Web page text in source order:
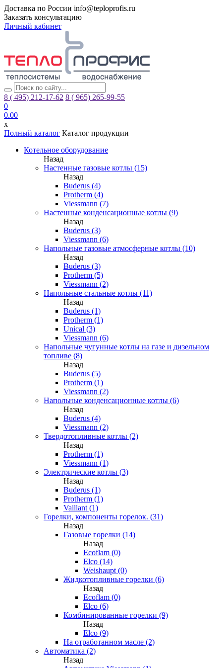
Доставка по России info@teploprofis.ru
Заказать консультацию
Личный кабинет
8 ( 495) 212-17-62 8 ( 965) 265-99-55
0
0.00
x
Полный каталог Каталог продукции
Котельное оборудование
Назад
Настенные газовые котлы (15)
Назад
Buderus (4)
Protherm (4)
Viessmann (7)
Настенные конденсационные котлы (9)
Назад
Buderus (3)
Viessmann (6)
Напольные газовые атмосферные котлы (10)
Назад
Buderus (3)
Protherm (5)
Viessmann (2)
Напольные стальные котлы (11)
Назад
Buderus (1)
Protherm (1)
Unical (3)
Viessmann (6)
Напольные чугунные котлы на газе и дизельном
топливе (8)
Назад
Buderus (5)
Protherm (1)
Viessmann (2)
Напольные конденсационные котлы (6)
Назад
Buderus (4)
Viessmann (2)
Твердотопливные котлы (2)
Назад
Protherm (1)
Viessmann (1)
Электрические котлы (3)
Назад
Buderus (1)
Protherm (1)
Vaillant (1)
Горелки, компоненты горелок. (31)
Назад
Газовые горелки (14)
Назад
Ecoflam (0)
Elco (14)
Weishaupt (0)
Жидкотопливные горелки (6)
Назад
Ecoflam (0)
Elco (6)
Комбинированные горелки (9)
Назад
Elco (9)
На отработанном масле (2)
Автоматика (2)
Назад